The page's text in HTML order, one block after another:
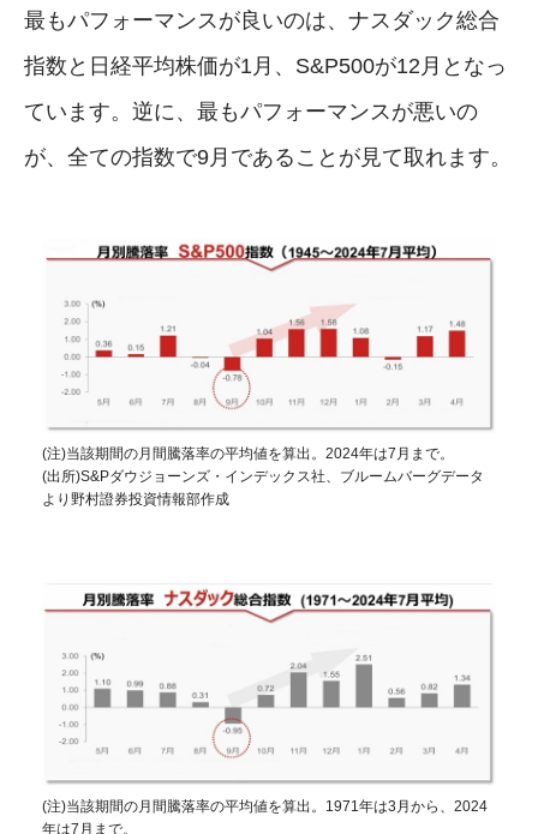
最もパフォーマンスが良いのは、ナスダック総合
指数と日経平均株価が1月、S&P500が12月となっ
ています。逆に、最もパフォーマンスが悪いの
が、全ての指数で9月であることが見て取れます。
(注)当該期間の月間騰落率の平均値を算出。2024年は7月まで。
(出所)S&Pダウジョーンズ・インデックス社、ブルームバーグデータ
より野村證券投資情報部作成
(注)当該期間の月間騰落率の平均値を算出。1971年は3月から、2024
年は7月まで。